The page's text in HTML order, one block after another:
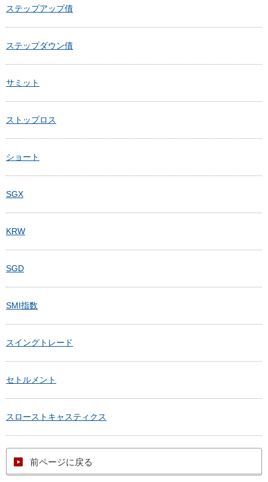
ステップアップ債
ステップダウン債
サミット
ストップロス
ショート
SGX
KRW
SGD
SMI指数
スイングトレード
セトルメント
スローストキャスティクス
前ページに戻る